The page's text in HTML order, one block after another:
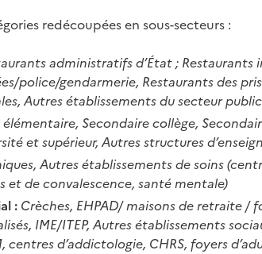
redécoupées en sous-secteurs :
administratifs d’État ;
police/gendarmerie, Restaurants des
Autres établissements du secteur public
élémentaire, Secondaire collège,
et supérieur, Autres structures
Autres établissements de soins
et de convalescence, santé mentale)
: Crèches, EHPAD/ maisons de retraite /
IME/ITEP, Autres établissements
centres d’addictologie, CHRS, foyers